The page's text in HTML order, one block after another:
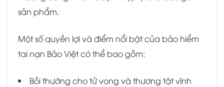
sản phẩm.
Một số quyền lợi và điểm nổi bật của bảo hiểm
tai nạn Bảo Việt có thể bao gồm:
Bồi thường cho tử vong và thương tật vĩnh